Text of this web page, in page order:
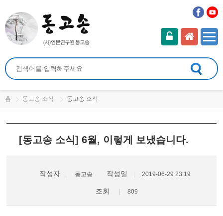
홈 동고송 소식 동고송 소식
[동고송 소식] 6월, 이렇게 보냈습니다.
작성자 동고송 작성일 2019-06-29 23:19
조회 809